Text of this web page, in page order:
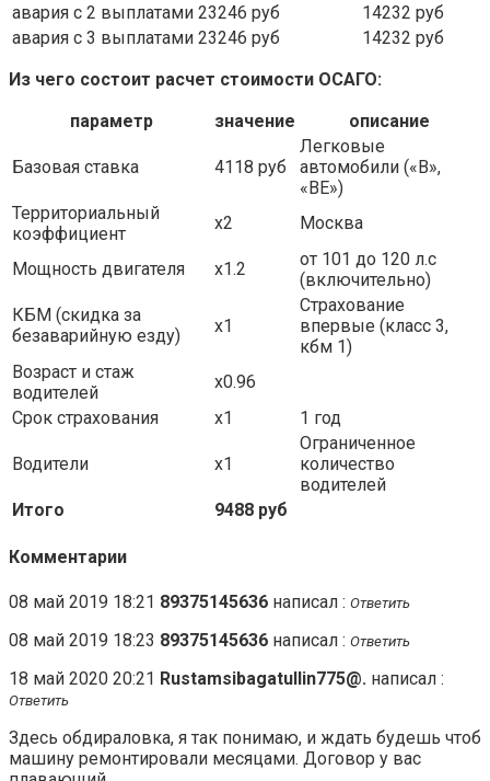
авария с 2 выплатами 23246 руб
14232 руб
авария с 3 выплатами 23246 руб
14232 руб
Из чего состоит расчет стоимости ОСАГО:
параметр
значение описание
Базовая ставка 4118 руб
Легковые
автомобили («B»,
«BE»)
Территориальный
коэффициент
x2 Москва
Мощность двигателя x1.2
от 101 до 120 л.с
(включительно)
КБМ (скидка за
безаварийную езду)
x1
Страхование
впервые (класс 3,
кбм 1)
Возраст и стаж
водителей
x0.96
Срок страхования
x1 1 год
Водители x1
Ограниченное
количество
водителей
Итого
9488 руб
Комментарии
08 май 2019 18:21 89375145636 написал : Ответить
08 май 2019 18:23 89375145636 написал : Ответить
18 май 2020 20:21 Rustamsibagatullin775@. написал :
Ответить
Здесь обдираловка, я так понимаю, и ждать будешь чтоб
машину ремонтировали месяцами. Договор у вас